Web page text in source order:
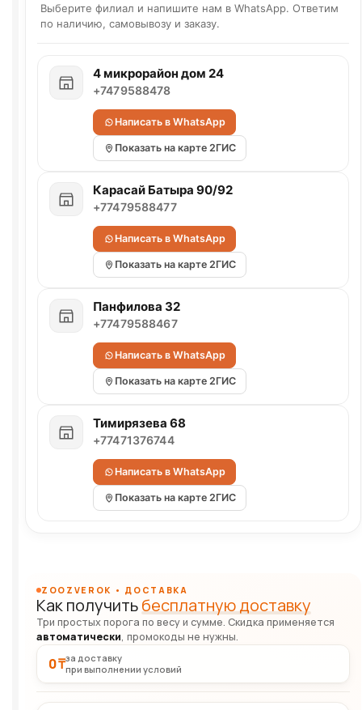
Выберите филиал и напишите нам в WhatsApp. Ответим
по наличию, самовывозу и заказу.
4 микрорайон дом 24
+7479588478
Написать в WhatsApp
Показать на карте 2ГИС
Карасай Батыра 90/92
+77479588477
Написать в WhatsApp
Показать на карте 2ГИС
Панфилова 32
+77479588467
Написать в WhatsApp
Показать на карте 2ГИС
Тимирязева 68
+77471376744
Написать в WhatsApp
Показать на карте 2ГИС
ZOOZVEROK • ДОСТАВКА
Как получитьбесплатную доставку
Три простых порога по весу и сумме. Скидка применяется
автоматически, промокоды не нужны.
0 ₸за доставку
при выполнении условий